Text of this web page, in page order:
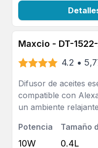
Maxcio - DT-
4.2 •
Difusor de aceites
compatible con
un ambiente
Potencia
10W
Tamaño
0.4L